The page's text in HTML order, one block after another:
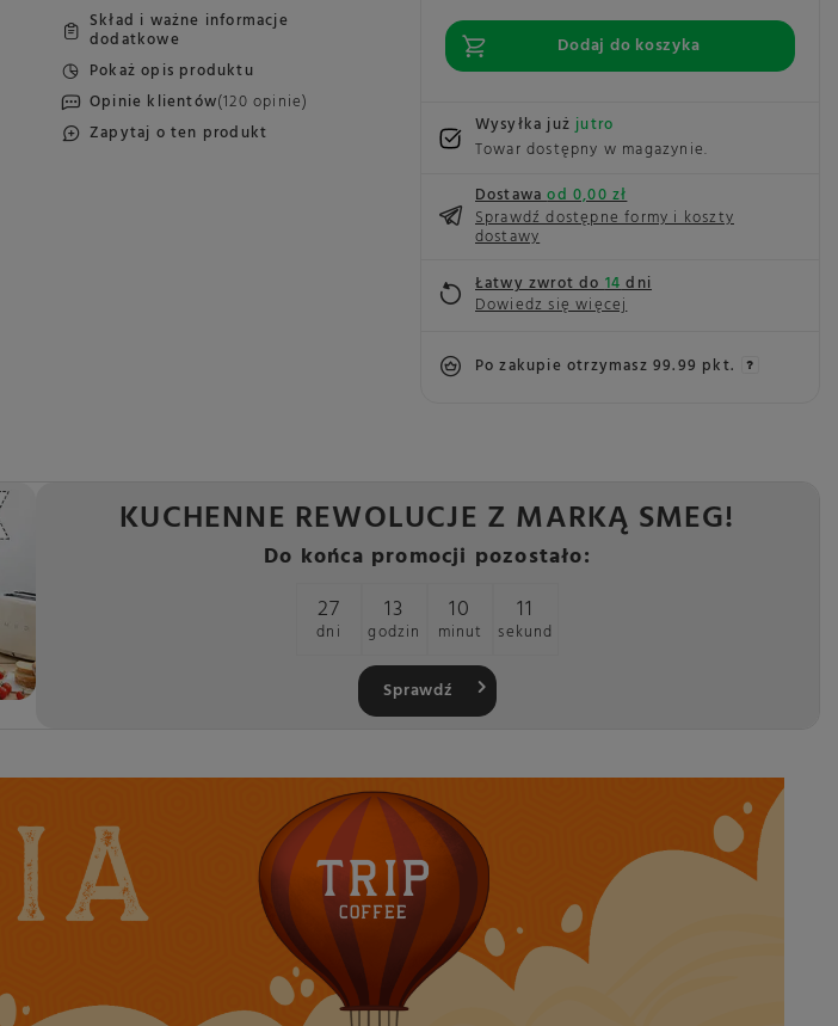
Skład i ważne informacje
dodatkowe
Pokaż opis produktu
Opinie klientów(120 opinie)
Zapytaj o ten produkt
Dodaj do koszyka
Wysyłka jużjutro
Towar dostępny w magazynie
Dostawaod 0,00 zł
Sprawdź dostępne formy i koszty
dostawy
Łatwy zwrot do14dni
Dowiedz się więcej
Po zakupie otrzymasz 99.99 pkt.
KUCHENNE REWOLUCJE Z MARKĄ SMEG!
Do końca promocji pozostało:
27
dni
13
godzin
10
minut
10
sekund
Sprawdź